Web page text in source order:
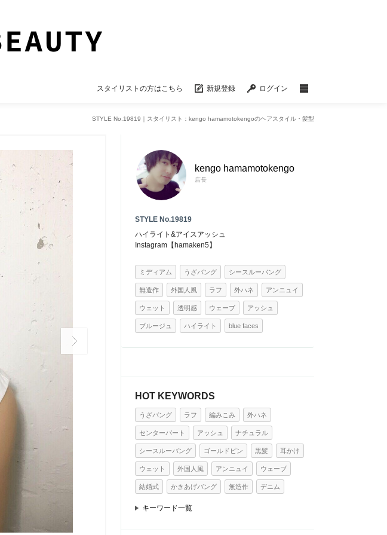
スタイリストの方はこちら 新規登録 ログイン
STYLE No.19819｜スタイリスト：kengo hamamotokengoのヘアスタイル・髪型
kengo hamamotokengo
店長
STYLE No.19819
ハイライト&アイスアッシュ
Instagram【hamaken5】
ミディアム うざバング シースルーバング
無造作 外国人風 ラフ 外ハネ アンニュイ
ウェット 透明感 ウェーブ アッシュ
ブルージュ ハイライト blue faces
HOT KEYWORDS
うざバング ラフ 編みこみ 外ハネ
センターパート アッシュ ナチュラル
シースルーバング ゴールドピン 黒髪 耳かけ
ウェット 外国人風 アンニュイ ウェーブ
結婚式 かきあげバング 無造作 デニム
キーワード一覧